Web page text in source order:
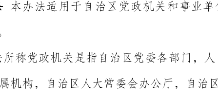
本办法所称事业单位是指参照公务员管理和非参照公务员管理
自治区高级人民法院，自治区高级人民检察院，自治区各人民团体、